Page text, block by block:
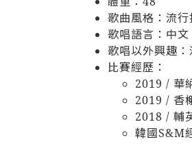
歌曲風格：流
歌唱語言：中
歌唱以外興趣
比賽經歷：
2019 / 華
2019 / 香
2018 / 輔
韓國S&M